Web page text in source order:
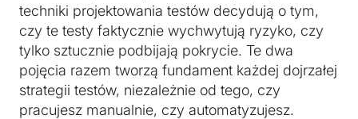
techniki projektowania testów decydują o tym,
czy te testy faktycznie wychwytują ryzyko, czy
tylko sztucznie podbijają pokrycie. Te dwa
pojęcia razem tworzą fundament każdej dojrzałej
strategii testów, niezależnie od tego, czy
pracujesz manualnie, czy automatyzujesz.